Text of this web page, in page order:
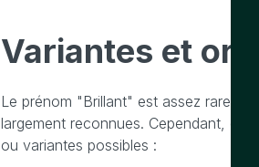
Variantes et
Le prénom "Brillant" est assez rare et
largement reconnues. Cependant, en
ou variantes possibles :